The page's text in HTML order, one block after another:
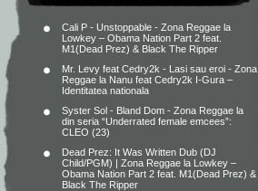
Cali P - Unstoppable - Zona Reggae la
Lowkey – Obama Nation Part 2 feat.
M1(Dead Prez) & Black The Ripper
Mr. Levy feat Cedry2k - Lasi sau eroi - Zona
Reggae la Nanu feat Cedry2k I-Gura –
Identitatea nationala
Syster Sol - Bland Dom - Zona Reggae la
din seria “Underrated female emcees”:
CLEO (23)
Dead Prez: It Was Written Dub (DJ
Child/PGM) | Zona Reggae la Lowkey –
Obama Nation Part 2 feat. M1(Dead Prez) &
Black The Ripper